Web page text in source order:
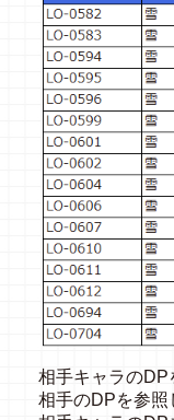
相手キャラのDP
相手のDPを参照